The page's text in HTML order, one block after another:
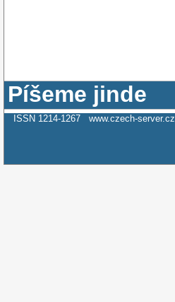
Píšeme jinde
ISSN 1214-1267 www.czech-server.cz